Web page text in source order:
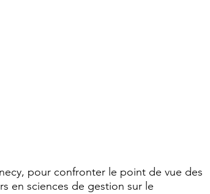
pour confronter le point de vue des
en sciences de gestion sur le